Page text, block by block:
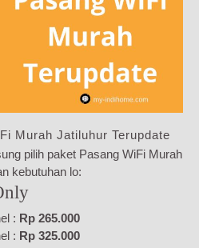
Murah Jatiluhur Terupdate
pilih paket Pasang WiFi Murah
kebutuhan lo:
: Rp 265.000
: Rp 325.000